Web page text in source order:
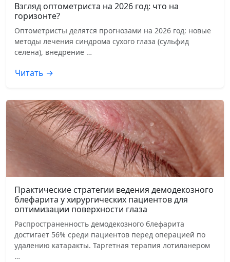
Взгляд оптометриста на 2026 год: что на
горизонте?
Оптометристы делятся прогнозами на 2026 год: новые
методы лечения синдрома сухого глаза (сульфид
селена), внедрение …
Читать →
Практические стратегии ведения демодекозного
блефарита у хирургических пациентов для
оптимизации поверхности глаза
Распространенность демодекозного блефарита
достигает 56% среди пациентов перед операцией по
удалению катаракты. Таргетная терапия лотиланером
…